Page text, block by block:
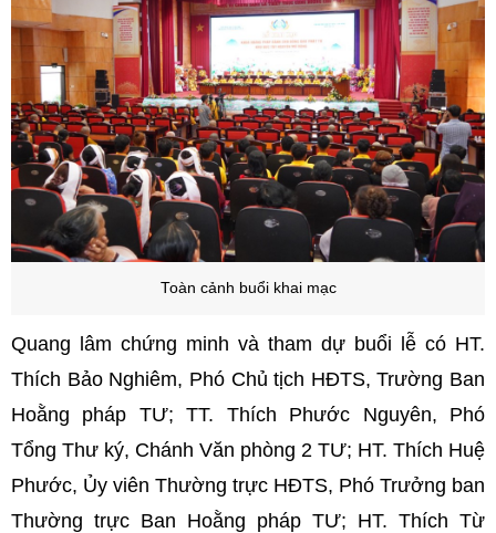
Toàn cảnh buổi khai mạc
Quang lâm chứng minh và tham dự buổi lễ có HT.
Thích Bảo Nghiêm, Phó Chủ tịch HĐTS, Trường Ban
Hoằng pháp TƯ; TT. Thích Phước Nguyên, Phó
Tổng Thư ký, Chánh Văn phòng 2 TƯ; HT. Thích Huệ
Phước, Ủy viên Thường trực HĐTS, Phó Trưởng ban
Thường trực Ban Hoằng pháp TƯ; HT. Thích Từ